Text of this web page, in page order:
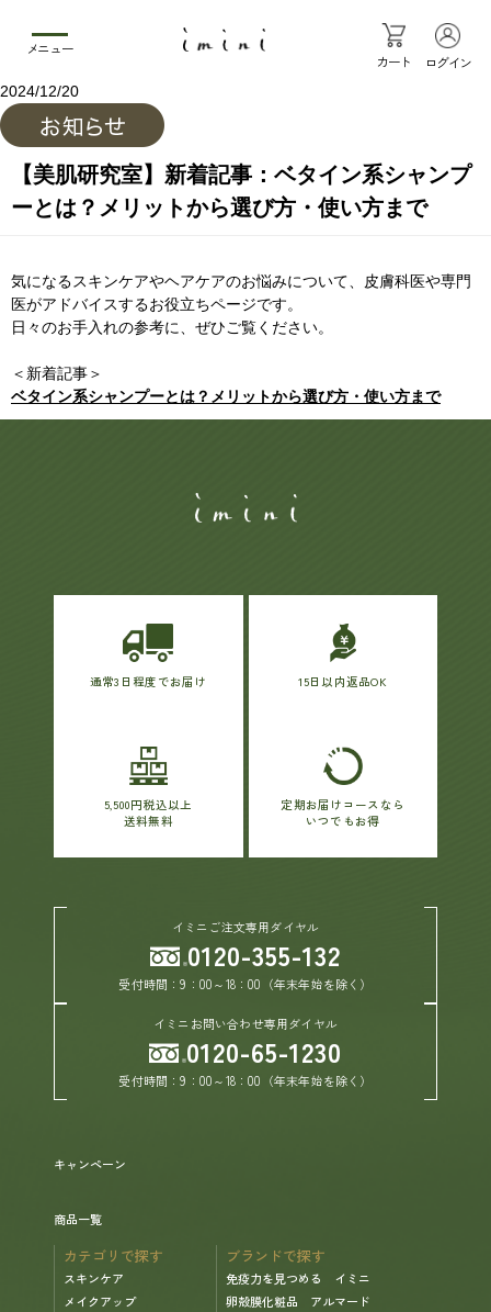
お買い物ガイド
よくあるご質問
定期お届けサービス
お知らせ
メニュー
カート ログイン
2024/12/20
【美肌研究室】新着記事：ベタイン系シャンプ
ーとは？メリットから選び方・使い方まで
気になるスキンケアやヘアケアのお悩みについて、皮膚科医や専門
医がアドバイスするお役立ちページです。
日々のお手入れの参考に、ぜひご覧ください。
＜新着記事＞
ベタイン系シャンプーとは？メリットから選び方・使い方まで
通常3日程度でお届け 15日以内返品OK
5,500円税込以上
送料無料
定期お届けコースなら
いつでもお得
キャンペーン
商品一覧
カテゴリで探す
スキンケア
メイクアップ
ブランドで探す
免疫力を見つめる イミニ
卵殻膜化粧品 アルマード
イミニご注文専用ダイヤル
0120-355-132
受付時間：9：00～18：00（年末年始を除く）
イミニお問い合わせ専用ダイヤル
0120-65-1230
受付時間：9：00～18：00（年末年始を除く）